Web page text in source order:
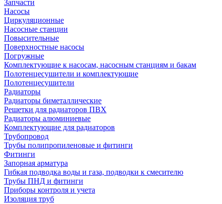
Запчасти
Насосы
Циркуляционные
Насосные станции
Повысительные
Поверхностные насосы
Погружные
Комплектующие к насосам, насосным станциям и бакам
Полотенцесушители и комплектующие
Полотенцесушители
Радиаторы
Радиаторы биметаллические
Решетки для радиаторов ПВХ
Радиаторы алюминиевые
Комплектующие для радиаторов
Трубопровод
Трубы полипропиленовые и фитинги
Фитинги
Запорная арматура
Гибкая подводка воды и газа, подводки к смесителю
Трубы ПНД и фитинги
Приборы контроля и учета
Изоляция труб